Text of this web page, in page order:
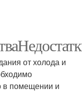
от холода и
в помещении и